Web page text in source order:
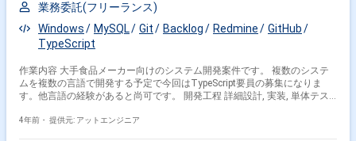
業務委託(フリーランス)
Windows
MySQL Git Backlog Redmine
GitHub
TypeScript
作業内容 大手食品メーカー向けのシステム開発案件です。 複数のシステ
ムを複数の言語で開発する予定で今回はTypeScript要員の募集になりま
す。他言語の経験があると尚可です。 開発工程 詳細設計, 実装, 単体テス
4年前・ 提供元: アットエンジニア